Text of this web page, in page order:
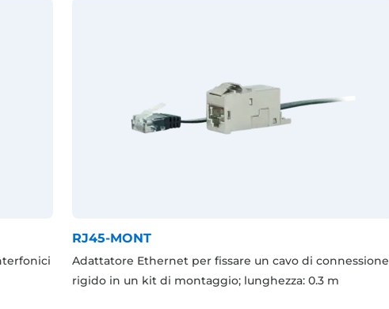
RJ45-MONT
Adattatore Ethernet per fissare un cavo di connessione
rigido in un kit di montaggio; lunghezza: 0.3 m